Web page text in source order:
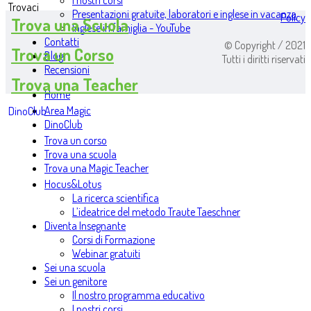
Presentazioni gratuite, laboratori e inglese in vacanza
Inglese in famiglia - YouTube
Contatti
Blog
Recensioni
Home
Area Magic
DinoClub
Trova un corso
Trova una scuola
Trova una Magic Teacher
Hocus&Lotus
La ricerca scientifica
L’ideatrice del metodo Traute Taeschner
Diventa Insegnante
Corsi di Formazione
Webinar gratuiti
Sei una scuola
Sei un genitore
Il nostro programma educativo
Trovaci
Trova una Scuola
Trova un Corso
Trova una Teacher
DinoClub
Policy
© Copyright / 2021
Tutti i diritti riservati